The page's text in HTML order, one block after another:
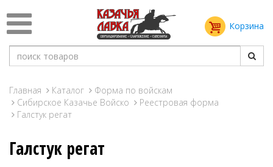
Корзина
Главная Каталог
Форма по войскам
Сибирское Казачье Войско
Реестровая форма
Галстук регат
Галстук регат